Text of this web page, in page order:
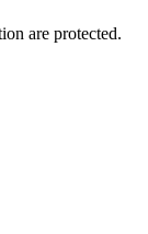
are protected.